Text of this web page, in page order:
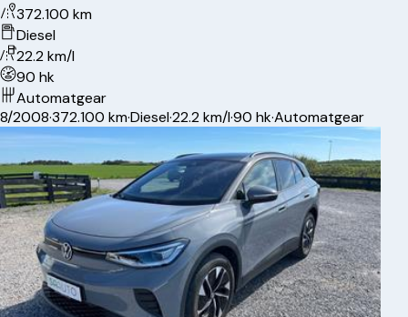
372.100 km
Diesel
22.2 km/l
90 hk
Automatgear
8/2008·372.100 km·Diesel·22.2 km/l·90 hk·Automatgear